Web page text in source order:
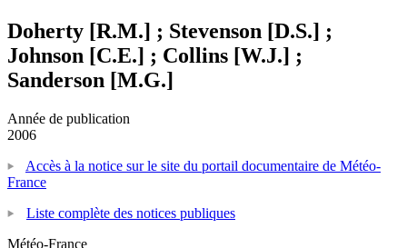
Doherty [R.M.] ; Stevenson [D.S.] ;
Johnson [C.E.] ; Collins [W.J.] ;
Sanderson [M.G.]
Année de publication
2006
Accès à la notice sur le site du portail documentaire de Météo-
France
Liste complète des notices publiques
Météo-France